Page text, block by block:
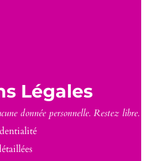
Légales
donnée personnelle. Restez libre.